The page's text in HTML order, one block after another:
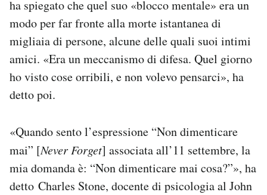
ha spiegato che quel suo «blocco mentale» era un
modo per far fronte alla morte istantanea di
migliaia di persone, alcune delle quali suoi intimi
amici. «Era un meccanismo di difesa. Quel giorno
ho visto cose orribili, e non volevo pensarci», ha
detto poi.
«Quando sento l’espressione “Non dimenticare
mai” [Never Forget] associata all’11 settembre, la
mia domanda è: “Non dimenticare mai cosa?”», ha
detto Charles Stone, docente di psicologia al John